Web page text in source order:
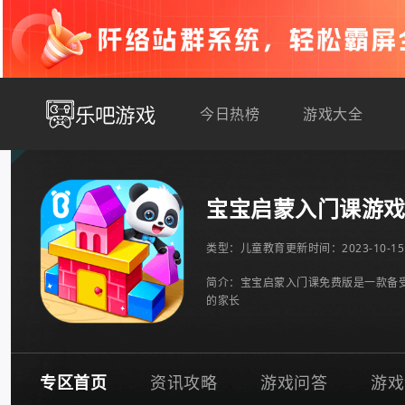
今日热榜 游戏大全
宝宝启蒙入门课游戏
类型： 儿童教育更新时间：2023-10-
简介：宝宝启蒙入门课免费版是一款
的家长
专区首页 资讯攻略 游戏问答 游